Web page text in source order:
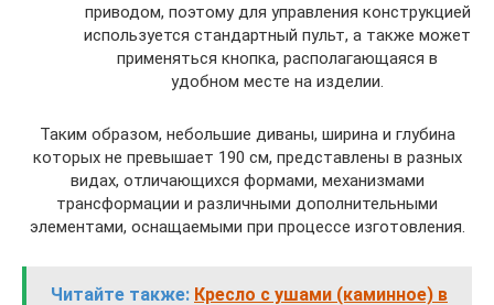
приводом, поэтому для управления конструкцией
используется стандартный пульт, а также может
применяться кнопка, располагающаяся в
удобном месте на изделии.
Таким образом, небольшие диваны, ширина и глубина
которых не превышает 190 см, представлены в разных
видах, отличающихся формами, механизмами
трансформации и различными дополнительными
элементами, оснащаемыми при процессе изготовления.
Читайте также: Кресло с ушами (каминное) в